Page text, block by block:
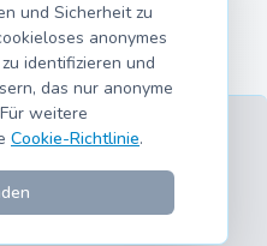
Unterstützte Modelle
❤️ für Auto- und Motorrad-
gemacht.
und Sicherheit zu
anonymes
identifizieren und
das nur anonyme
weitere
Cookie-Richtlinie.